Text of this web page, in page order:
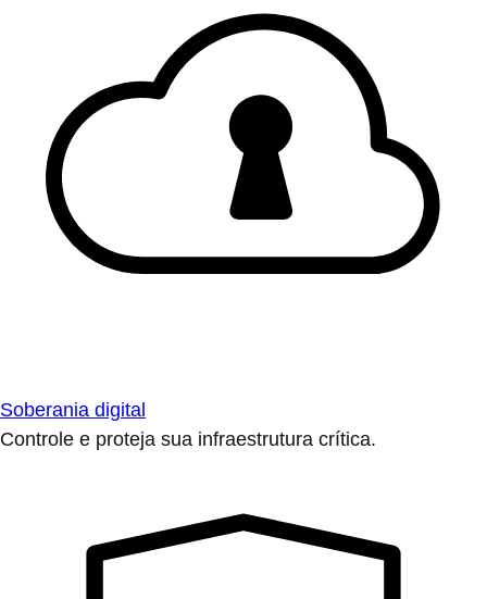
Soberania digital
Controle e proteja sua infraestrutura crítica.